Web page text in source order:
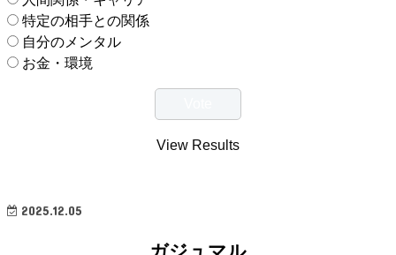
特定の相手との関係
自分のメンタル
お金・環境
View Results
2025.12.05